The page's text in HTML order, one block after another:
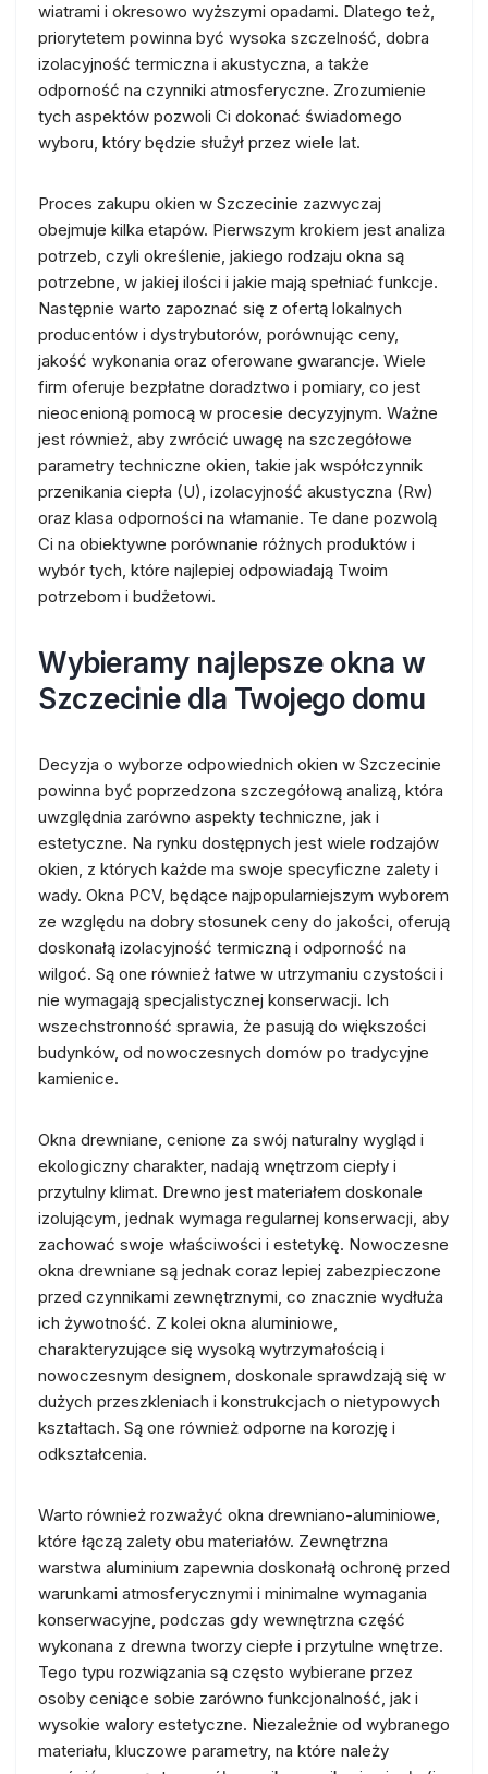
wiatrami i okresowo wyższymi opadami. Dlatego też,
priorytetem powinna być wysoka szczelność, dobra
izolacyjność termiczna i akustyczna, a także
odporność na czynniki atmosferyczne. Zrozumienie
tych aspektów pozwoli Ci dokonać świadomego
wyboru, który będzie służył przez wiele lat.
Proces zakupu okien w Szczecinie zazwyczaj
obejmuje kilka etapów. Pierwszym krokiem jest analiza
potrzeb, czyli określenie, jakiego rodzaju okna są
potrzebne, w jakiej ilości i jakie mają spełniać funkcje.
Następnie warto zapoznać się z ofertą lokalnych
producentów i dystrybutorów, porównując ceny,
jakość wykonania oraz oferowane gwarancje. Wiele
firm oferuje bezpłatne doradztwo i pomiary, co jest
nieocenioną pomocą w procesie decyzyjnym. Ważne
jest również, aby zwrócić uwagę na szczegółowe
parametry techniczne okien, takie jak współczynnik
przenikania ciepła (U), izolacyjność akustyczna (Rw)
oraz klasa odporności na włamanie. Te dane pozwolą
Ci na obiektywne porównanie różnych produktów i
wybór tych, które najlepiej odpowiadają Twoim
potrzebom i budżetowi.
Wybieramy najlepsze okna w
Szczecinie dla Twojego domu
Decyzja o wyborze odpowiednich okien w Szczecinie
powinna być poprzedzona szczegółową analizą, która
uwzględnia zarówno aspekty techniczne, jak i
estetyczne. Na rynku dostępnych jest wiele rodzajów
okien, z których każde ma swoje specyficzne zalety i
wady. Okna PCV, będące najpopularniejszym wyborem
ze względu na dobry stosunek ceny do jakości, oferują
doskonałą izolacyjność termiczną i odporność na
wilgoć. Są one również łatwe w utrzymaniu czystości i
nie wymagają specjalistycznej konserwacji. Ich
wszechstronność sprawia, że pasują do większości
budynków, od nowoczesnych domów po tradycyjne
kamienice.
Okna drewniane, cenione za swój naturalny wygląd i
ekologiczny charakter, nadają wnętrzom ciepły i
przytulny klimat. Drewno jest materiałem doskonale
izolującym, jednak wymaga regularnej konserwacji, aby
zachować swoje właściwości i estetykę. Nowoczesne
okna drewniane są jednak coraz lepiej zabezpieczone
przed czynnikami zewnętrznymi, co znacznie wydłuża
ich żywotność. Z kolei okna aluminiowe,
charakteryzujące się wysoką wytrzymałością i
nowoczesnym designem, doskonale sprawdzają się w
dużych przeszkleniach i konstrukcjach o nietypowych
kształtach. Są one również odporne na korozję i
odkształcenia.
Warto również rozważyć okna drewniano-aluminiowe,
które łączą zalety obu materiałów. Zewnętrzna
warstwa aluminium zapewnia doskonałą ochronę przed
warunkami atmosferycznymi i minimalne wymagania
konserwacyjne, podczas gdy wewnętrzna część
wykonana z drewna tworzy ciepłe i przytulne wnętrze.
Tego typu rozwiązania są często wybierane przez
osoby ceniące sobie zarówno funkcjonalność, jak i
wysokie walory estetyczne. Niezależnie od wybranego
materiału, kluczowe parametry, na które należy